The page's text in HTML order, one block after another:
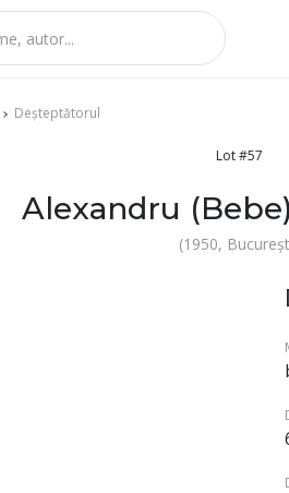
Deșteptătorul
Lot #57
Alexandru
(1950,